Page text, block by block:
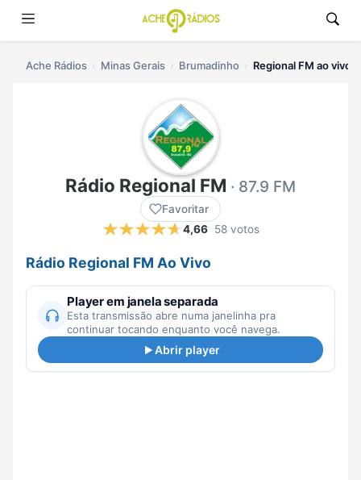
Ache Rádios Minas Gerais Brumadinho Regional FM ao vivo
Rádio Regional FM · 87.9 FM
Favoritar
4,66 58 votos
Rádio Regional FM Ao Vivo
Player em janela separada
Esta transmissão abre numa janelinha pra
continuar tocando enquanto você navega.
Abrir player